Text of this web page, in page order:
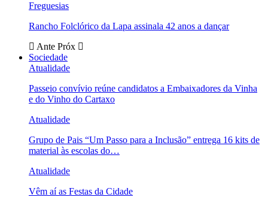
Freguesias
Rancho Folclórico da Lapa assinala 42 anos a dançar
Ante Próx
Sociedade
Atualidade
Passeio convívio reúne candidatos a Embaixadores da Vinha
e do Vinho do Cartaxo
Atualidade
Grupo de Pais “Um Passo para a Inclusão” entrega 16 kits de
material às escolas do…
Atualidade
Vêm aí as Festas da Cidade